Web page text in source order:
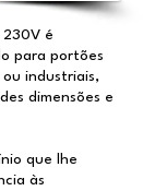
230V é
para portões
industriais,
dimensões e
que lhe
às